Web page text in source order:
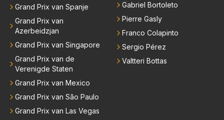
Grand Prix van Spanje
Grand Prix van
Azerbeidzjan
Grand Prix van Singapore
Grand Prix van de
Verenigde Staten
Grand Prix van Mexico
Grand Prix van São Paulo
Grand Prix van Las Vegas
Gabriel Bortoleto
Pierre Gasly
Franco Colapinto
Sergio Pérez
Valtteri Bottas